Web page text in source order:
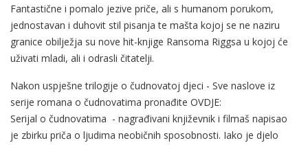
Fantastične i pomalo jezive priče, ali s humanom porukom,
jednostavan i duhovit stil pisanja te mašta kojoj se ne naziru
granice obilježja su nove hit-knjige Ransoma Riggsa u kojoj će
uživati mladi, ali i odrasli čitatelji.
Nakon uspješne trilogije o čudnovatoj djeci - Sve naslove iz
serije romana o čudnovatima pronađite OVDJE:
Serijal o čudnovatima - nagrađivani književnik i filmaš napisao
je zbirku priča o ljudima neobičnih sposobnosti. Iako je djelo